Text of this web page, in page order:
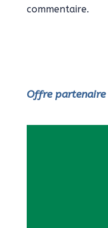
commentaire.
Offre partenaire